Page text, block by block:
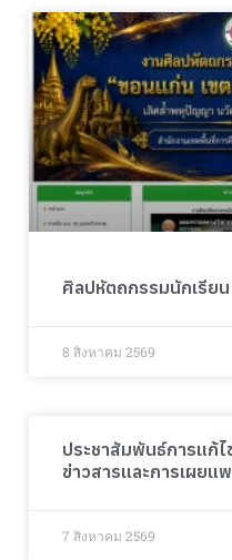
ศิลปหัตถกรรมนักเรีย
8 สิงหาคม 2569
ประชาสัมพันธ์การแก้
ข่าวสารและการเผย
7 สิงหาคม 2569